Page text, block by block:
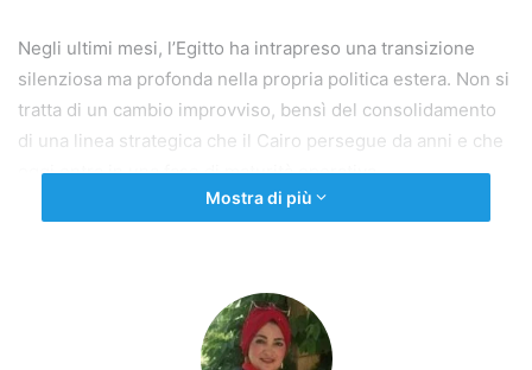
Negli ultimi mesi, l’Egitto ha intrapreso una transizione
silenziosa ma profonda nella propria politica estera. Non si
tratta di un cambio improvviso, bensì del consolidamento
di una linea strategica che il Cairo persegue da anni e che
oggi entra in una fase di maturità operativa.
guida di Abdel Fattah al-Sisi, il Paese mira a riaffermare il
proprio ruolo storico come asse portante del sistema
arabo, capace di incidere sugli sviluppi regionali e non
Mostra di più